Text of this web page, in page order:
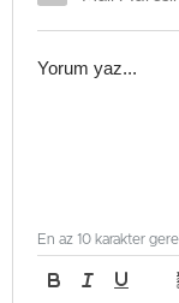
En az 10 karakter